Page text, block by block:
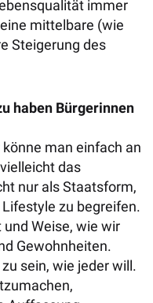
immer
mittelbare (wie
Steigerung des
haben Bürgerinnen
könne man einfach an
das
nur als Staatsform,
zu begreifen.
Weise, wie wir
Gewohnheiten.
sein, wie jeder will.